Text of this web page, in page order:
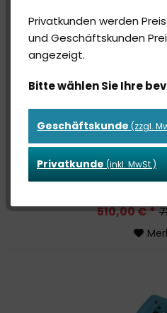
1806B
510,00 € *
Privatkunden werden
und Geschäftskunden
angezeigt.
Bitte wählen Sie Ihre
Geschäftskunde (zzgl.
Privatkunde (inkl. MwSt.)